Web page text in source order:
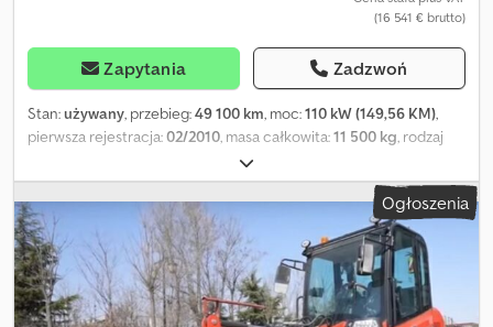
(16 541 € brutto)
Zapytania Zadzwoń
Stan:używany, przebieg:49 100 km, moc:110 kW (149,56 KM),
pierwsza rejestracja:02/2010, masa całkowita:11 500 kg, rodzaj
, konfiguracja osi:
automatyczny, Zamiatarka Schmdt Cleango 400 Cedjtvtzcopfx
Ahysha
Ogłoszenia